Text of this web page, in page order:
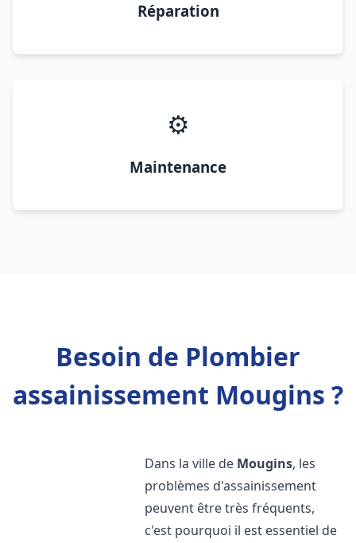
Réparation
⚙️
Maintenance
Besoin de Plombier
assainissement Mougins ?
Dans la ville de Mougins, les
problèmes d'assainissement
peuvent être très fréquents,
c'est pourquoi il est essentiel de